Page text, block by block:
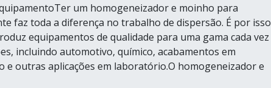
um homogeneizador e moinho para
faz toda a diferença no trabalho de dispersão. É por isso
equipamentos de qualidade para uma gama cada vez
incluindo automotivo, químico, acabamentos em
e outras aplicações em laboratório.O homogeneizador e